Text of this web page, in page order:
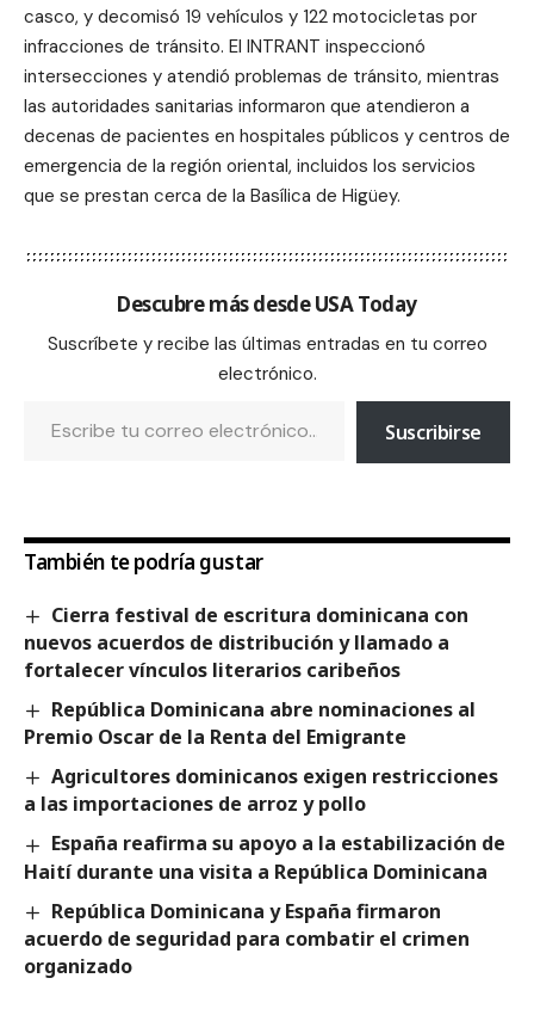
casco, y decomisó 19 vehículos y 122 motocicletas por
infracciones de tránsito. El INTRANT inspeccionó
intersecciones y atendió problemas de tránsito, mientras
las autoridades sanitarias informaron que atendieron a
decenas de pacientes en hospitales públicos y centros de
emergencia de la región oriental, incluidos los servicios
que se prestan cerca de la Basílica de Higüey.
Descubre más desde USA Today
Suscríbete y recibe las últimas entradas en tu correo
electrónico.
Suscribirse
También te podría gustar
Cierra festival de escritura dominicana con
nuevos acuerdos de distribución y llamado a
fortalecer vínculos literarios caribeños
República Dominicana abre nominaciones al
Premio Oscar de la Renta del Emigrante
Agricultores dominicanos exigen restricciones
a las importaciones de arroz y pollo
España reafirma su apoyo a la estabilización de
Haití durante una visita a República Dominicana
República Dominicana y España firmaron
acuerdo de seguridad para combatir el crimen
organizado